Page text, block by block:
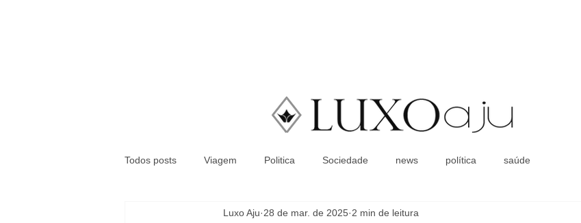
Coluna Social
Todos posts Viagem Politica Sociedade news política saúde
Luxo Aju 28 de mar. de 2025 2 min de leitura